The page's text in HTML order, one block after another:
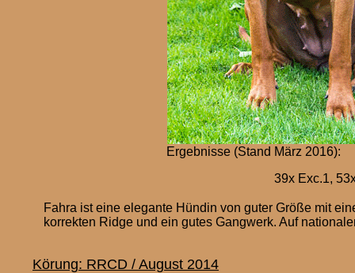
Ergebnisse (Stand März 2016):
39x Exc.1,
Fahra ist eine elegante Hündin von guter Größe mit
korrekten Ridge und ein gutes Gangwerk. Auf
Körung: RRCD / August 2014